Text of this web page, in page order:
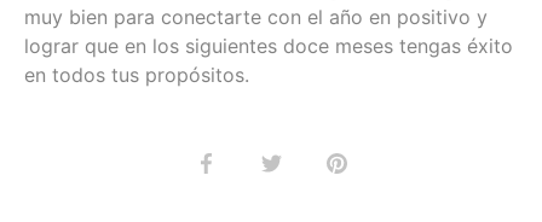
muy bien para conectarte con el año en positivo y
lograr que en los siguientes doce meses tengas éxito
en todos tus propósitos.
CompartirTuitearHacer